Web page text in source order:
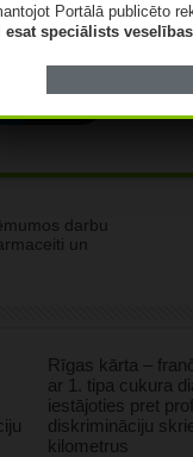
darbu
un
Rīgas kārta –
ar 1. tipa cukura
iestājoties pret
diskrimināciju
kilometrus
Portālā publicēto
esat speciālists